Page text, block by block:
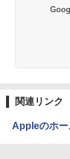
関連リンク
Appleのホー